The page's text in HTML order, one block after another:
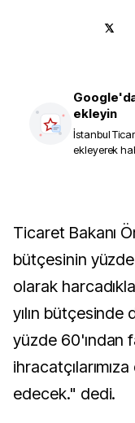
ekleyin
İstanbul
ekleyerek
Ticaret Bakanı Ömer Bolat, bakanlığın
bütçesinin
olarak
yılın
yüzde 60'ından
edecek." dedi.